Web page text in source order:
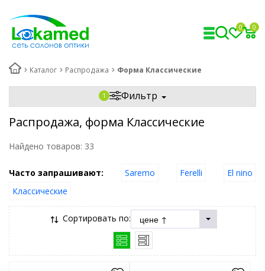
0 0
Каталог Распродажа Форма Классические
Фильтр
Распродажа, форма Классические
Найдено товаров: 33
Часто запрашивают: Saremo Ferelli
El nino
Классические
Сортировать по: